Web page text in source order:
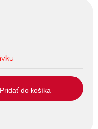
Pridať do košíka